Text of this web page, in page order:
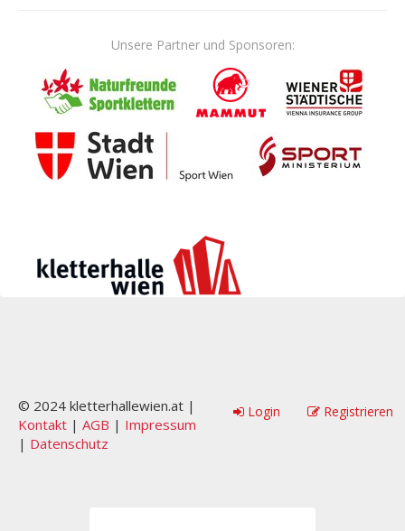
Unsere Partner und Sponsoren:
Login Registrieren
© 2024 kletterhallewien.at |
Kontakt | AGB | Impressum
| Datenschutz